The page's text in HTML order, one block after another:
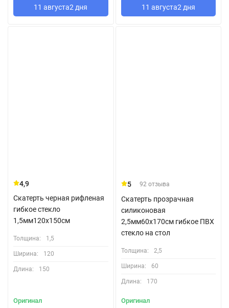
11 августа2 дня 11 августа2 дня
4,9
Скатерть черная рифленая
гибкое стекло
1,5мм120x150см
Толщина: 1,5
Ширина: 120
Длина: 150
Оригинал
5 92 отзыва
Скатерть прозрачная
силиконовая
2,5мм60x170см гибкое ПВХ
стекло на стол
Толщина: 2,5
Ширина: 60
Длина: 170
Оригинал